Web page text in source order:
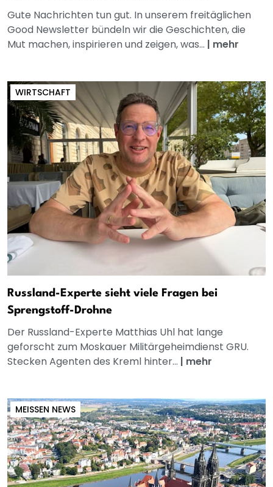
Gute Nachrichten tun gut. In unserem freitäglichen
Good Newsletter bündeln wir die Geschichten, die
Mut machen, inspirieren und zeigen, was... | mehr
WIRTSCHAFT
Russland-Experte sieht viele Fragen bei
Sprengstoff-Drohne
Der Russland-Experte Matthias Uhl hat lange
geforscht zum Moskauer Militärgeheimdienst GRU.
Stecken Agenten des Kreml hinter... | mehr
MEISSEN NEWS